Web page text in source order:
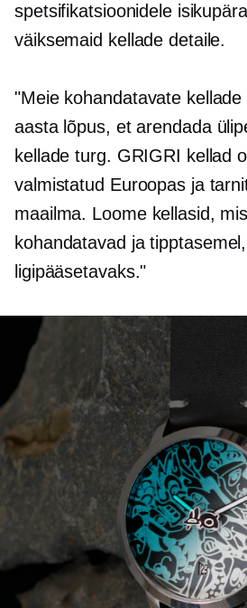
spetsifikatsioonidele
väiksemaid kellade detaile.
"Meie kohandatavate
aasta lõpus, et arendada
kellade turg. GRIGRI kellad
valmistatud Euroopas ja
maailma. Loome kellasid,
kohandatavad jatipptasemel,
ligipääsetavaks."